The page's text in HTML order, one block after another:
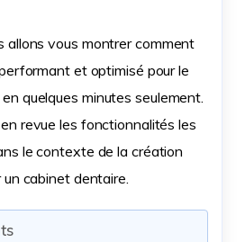
allons vous montrer comment
et optimisé pour le
quelques minutes seulement.
revue les fonctionnalités les
le contexte de la création
un cabinet dentaire.